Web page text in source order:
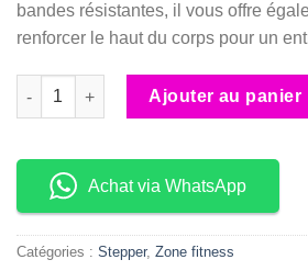
bandes résistantes, il vous offre
renforcer le haut du corps pour un
quantité de Stepper Professionnel
Ajouter au panier
Achat via WhatsApp
Catégories : Stepper, Zone fitness